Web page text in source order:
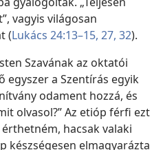
vagyis világosan
(Lukács 24:13–15, 27, 32).
Szavának az oktatói
egyszer a Szentírás egyik
odament hozzá, és
olvasol?” Az etióp férfi ezt
hacsak valaki
készségesen elmagyarázta